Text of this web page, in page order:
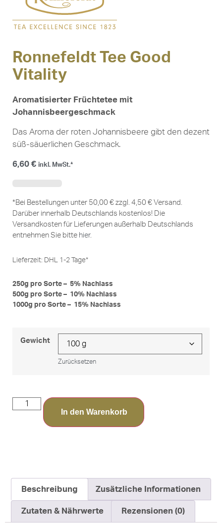
Ronnefeldt Tee Good
Vitality
Aromatisierter Früchtetee mit
Johannisbeergeschmack
Das Aroma der roten Johannisbeere gibt den dezent
süß-säuerlichen Geschmack.
6,60 € inkl. MwSt.*
*Bei Bestellungen unter 50,00 € zzgl. 4,50 € Versand.
Darüber innerhalb Deutschlands kostenlos! Die
Versandkosten für Lieferungen außerhalb Deutschlands
entnehmen Sie bitte hier.
Lieferzeit: DHL 1-2 Tage*
250g pro Sorte – 5% Nachlass
500g pro Sorte – 10% Nachlass
1000g pro Sorte – 15% Nachlass
Gewicht
Zurücksetzen
In den Warenkorb
Beschreibung Zusätzliche Informationen
Zutaten & Nährwerte Rezensionen (0)